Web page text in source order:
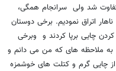
شد ولی سرانجام همگی،
اتراق نمودیم. برخی دوستان
چایی برپا کردند و وبرخی
به ملاحظه های که من می دانم و
چایی گرم و کتلت های خوشمزه